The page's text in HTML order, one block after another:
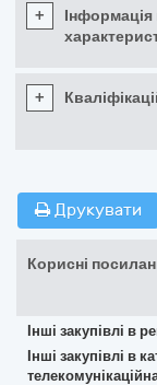
+
Інформація
+
Друкувати
Корисні
Інші закупівлі в
Інші закупівлі в